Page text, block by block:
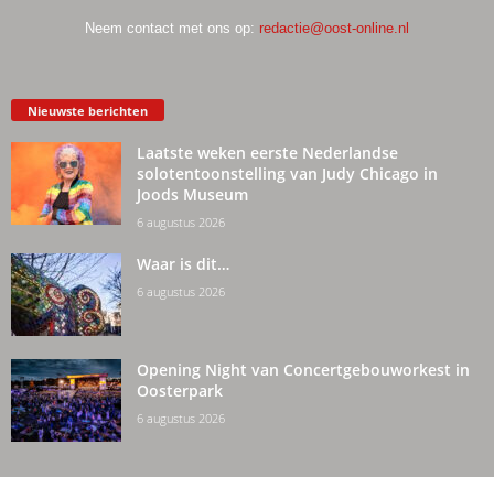
Neem contact met ons op: redactie@oost-online.nl
Nieuwste berichten
Laatste weken eerste Nederlandse
solotentoonstelling van Judy Chicago in
Joods Museum
6 augustus 2026
Waar is dit…
6 augustus 2026
Opening Night van Concertgebouworkest in
Oosterpark
6 augustus 2026